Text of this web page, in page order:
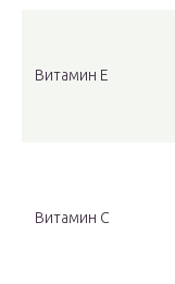
Витамин Е
Витамин С